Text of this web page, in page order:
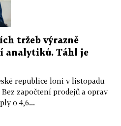
tržeb výrazně
analytiků. Táhl je
republice loni v listopadu
započtení prodejů a oprav
o 4,6...